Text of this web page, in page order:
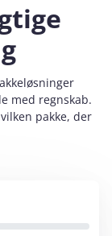
med regnskab.
pakke, der